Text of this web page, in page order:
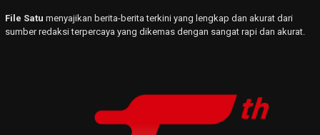
File Satu menyajikan berita-berita terkini yang lengkap dan akurat dari
sumber redaksi terpercaya yang dikemas dengan sangat rapi dan akurat.